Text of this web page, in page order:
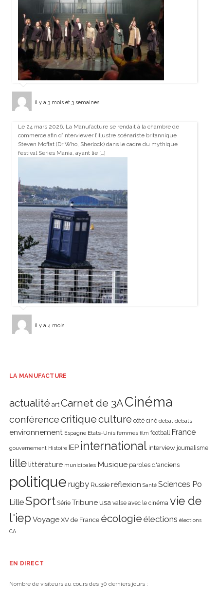
il y a 3 mois et 3 semaines
Le 24 mars 2026, La Manufacture se rendait à la chambre de
commerce afin d’interviewer l’illustre scénariste britannique
Steven Moffat (Dr Who, Sherlock) dans le cadre du mythique
festival Series Mania, ayant lie […]
il y a 4 mois
LA MANUFACTURE
actualité art Carnet de 3ACinéma
conférencecritiqueculture côté ciné débat débats
environnement Espagne Etats-Unis femmes film football France
gouvernement Histoire IEP international interview journalisme
lillelittérature municipales Musique paroles d'anciens
politique rugby Russie réflexion Santé Sciences Po
LilleSport Série Tribune usa valse avec le cinéma vie de
l'iep Voyage XV de France écologie élections élections
CA
EN DIRECT
Nombre de visiteurs au cours des 30 derniers jours :